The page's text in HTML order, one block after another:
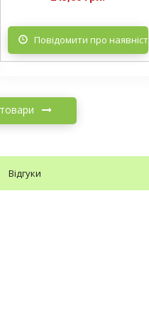
Повідомити про наявність
Відгуки